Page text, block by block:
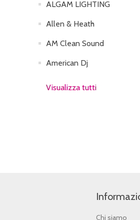
ALGAM LIGHTING
Allen & Heath
AM Clean Sound
American Dj
Visualizza tutti
Chi siamo